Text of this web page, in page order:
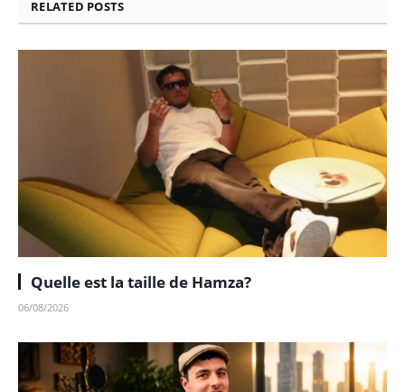
RELATED POSTS
Quelle est la taille de Hamza?
06/08/2026